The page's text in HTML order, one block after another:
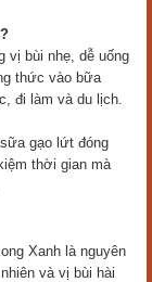
vị bùi nhẹ, dễ uống
thức vào bữa
đi làm và du lịch.
gạo lứt đóng
thời gian mà
Xanh là nguyên
và vị bùi hài